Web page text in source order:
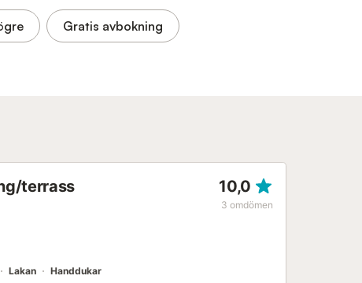
Gratis avbokning
terrass 10,0
3 omdömen
Lakan Handdukar